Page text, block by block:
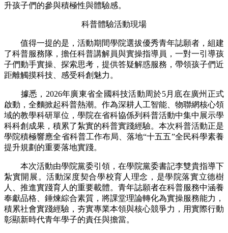
升孩子們的參與積極性與體驗感。
科普體驗活動現場
值得一提的是，活動期間學院選拔優秀青年誌願者，組建
了科普服務隊，擔任科普講解員與實操指導員，一對一引導孩
子們動手實操、探索思考，提供答疑解惑服務，帶領孩子們近
距離觸摸科技、感受科創魅力。
據悉，2026年廣東省全國科技活動周於5月底在廣州正式
啟動，全麵掀起科普熱潮。作為深耕人工智能、物聯網核心領
域的教學科研單位，學院在省科協係列科普活動中集中展示學
科科創成果，積累了紮實的科普實踐經驗。本次科普活動正是
學院積極響應全省科普工作布局、落地“十五五”全民科學素養
提升規劃的重要落地實踐。
本次活動由學院黨委引領，在學院黨委書記李雙貴指導下
紮實開展。活動深度契合學校育人理念，是學院落實立德樹
人、推進實踐育人的重要載體。青年誌願者在科普服務中涵養
奉獻品格、錘煉綜合素質，將課堂理論轉化為實操服務能力，
積累社會實踐經驗，夯實專業本領與核心競爭力，用實際行動
彰顯新時代青年學子的責任與擔當。